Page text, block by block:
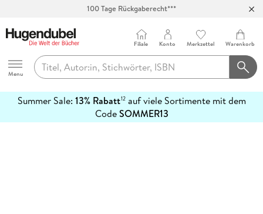
100 Tage Rückgaberecht***
Hugendubel
Menu
Filiale Konto Merkzettel Warenkorb
Summer Sale: 13% Rabatt12auf viele Sortimente mit dem
CodeSOMMER13
erfahren